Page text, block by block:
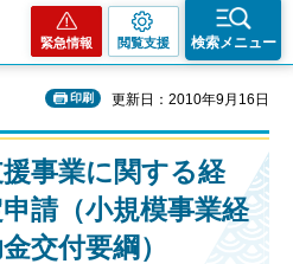
緊急情報 閲覧支援 検索メニュー
印刷 更新日：2010年9月16日
事業に関する経
請（小規模事業経
交付要綱）